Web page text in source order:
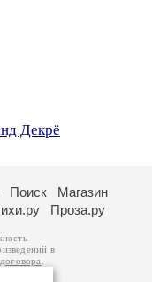
Декрё
Поиск
Магазин
Проза.ру
в
авторам